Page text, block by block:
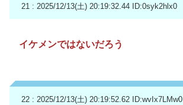
21 : 2025/12/13(土) 20:19:32.44 ID:0syk2hlx0
イケメンではないだろう
22 : 2025/12/13(土) 20:19:52.62 ID:wvIx7LMw0